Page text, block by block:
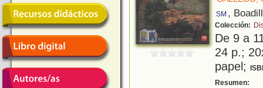
SM ,
Colección:
De 9 a
24 p.;
papel;
Resumen: